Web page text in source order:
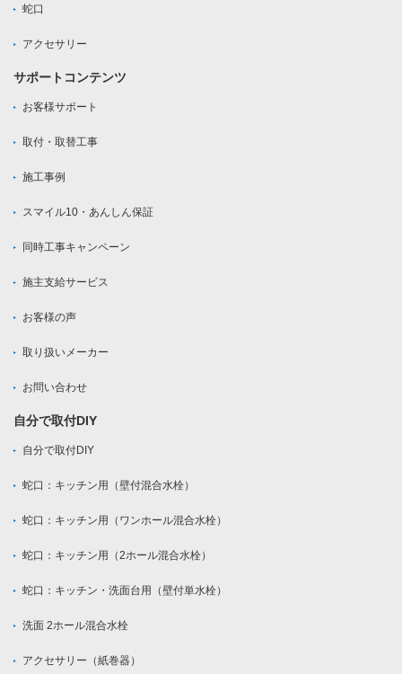
蛇口
アクセサリー
サポートコンテンツ
お客様サポート
取付・取替工事
施工事例
スマイル10・あんしん保証
同時工事キャンペーン
施主支給サービス
お客様の声
取り扱いメーカー
お問い合わせ
自分で取付DIY
自分で取付DIY
蛇口：キッチン用（壁付混合水栓）
蛇口：キッチン用（ワンホール混合水栓）
蛇口：キッチン用（2ホール混合水栓）
蛇口：キッチン・洗面台用（壁付単水栓）
洗面 2ホール混合水栓
アクセサリー（紙巻器）